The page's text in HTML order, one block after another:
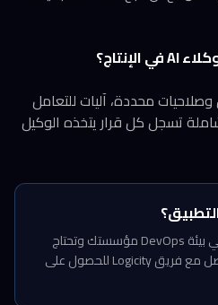
محددة، آليات للتعامل
تسجل كل قرار يتخذه الوكيل
إذا كنت تدرس نشر وكلاء AI في بيئة DevOps مؤسستك وتحتاج
استشارة تقنية متخصصة، تواصل مع فريق Logicity للحصول على